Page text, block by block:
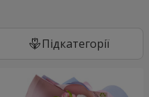
Підкатегорії